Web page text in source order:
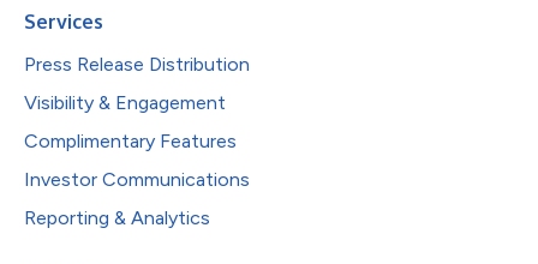
Services
Press Release Distribution
Visibility & Engagement
Complimentary Features
Investor Communications
Reporting & Analytics